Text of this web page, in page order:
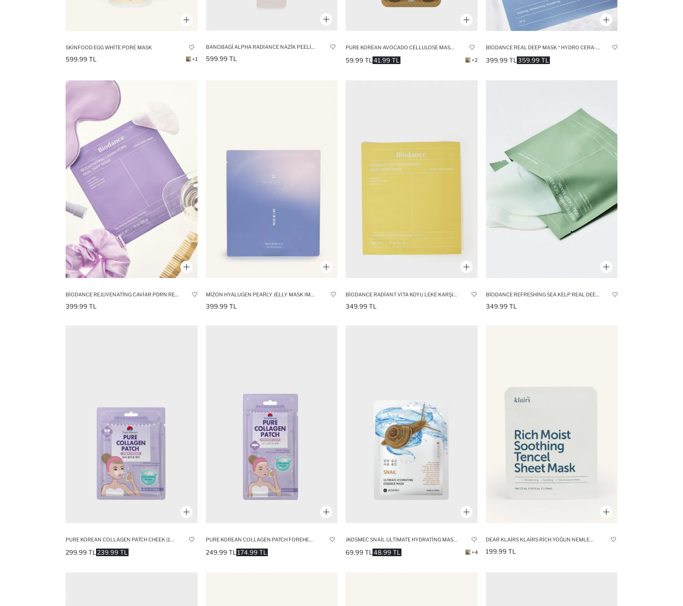
SKINFOOD EGG WHITE PORE MASK
599.99 TL +1 599.99 TL 41.99 TL
59.99 TL +2 359.99 TL
399.99 TL
399.99 TL 399.99 TL 349.99 TL
BIODANCE REFRESHING SEA KELP REAL DEEP MASK 34GR – NEMLENDIRICI & CANLANDIRICI DENIZ YOSUNU MASKESI
349.99 TL
239.99 TL
299.99 TL
PURE KOREAN COLLAGEN PATCH FOREHEAD (10ML)
174.99 TL
249.99 TL 48.99 TL
69.99 TL +4
DEAR KLAIRS KLAIRS RICH YOĞUN NEMLENDIRICI KAĞIT MASKE
199.99 TL